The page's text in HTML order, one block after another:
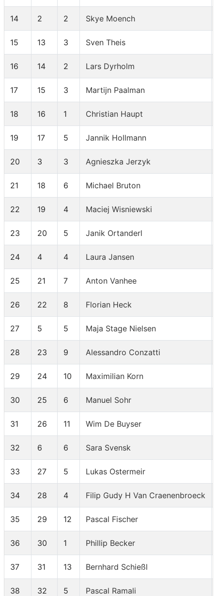
14 2 2 Skye Moench
15 13 3 Sven Theis
16 14 2 Lars Dyrholm
17 15 3 Martijn Paalman
18 16 1 Christian Haupt
19 17 5 Jannik Hollmann
20 3 3 Agnieszka Jerzyk
21 18 6 Michael Bruton
22 19 4 Maciej Wisniewski
23 20 5 Janik Ortanderl
24 4 4 Laura Jansen
25 21 7 Anton Vanhee
26 22 8 Florian Heck
27 5 5 Maja Stage Nielsen
28 23 9 Alessandro Conzatti
29 24 10 Maximilian Korn
30 25 6 Manuel Sohr
31 26 11 Wim De Buyser
32 6 6 Sara Svensk
33 27 5 Lukas Ostermeir
34 28 4 Filip Gudy H Van Craenenbroeck
35 29 12 Pascal Fischer
36 30 1 Phillip Becker
37 31 13 Bernhard Schießl
38 32 5 Pascal Ramali